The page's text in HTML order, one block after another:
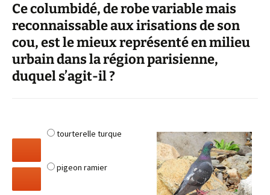
Ce columbidé, de robe variable mais
reconnaissable aux irisations de son
cou, est le mieux représenté en milieu
urbain dans la région parisienne,
duquel s’agit-il ?
tourterelle turque
pigeon ramier